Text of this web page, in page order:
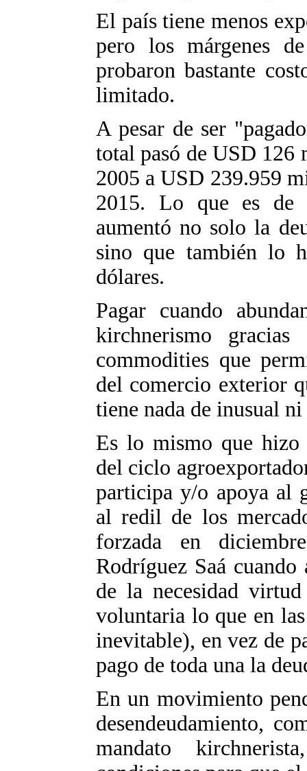
El país tiene menos
pero los márgenes
probaron bastante
limitado.
A pesar de ser
total pasó de USD 126
2005 a USD 239.959
2015. Lo que es de
aumentó no solo la
sino que también lo
dólares.
Pagar cuando
kirchnerismo
commodities que
del comercio exterior
tiene nada de inusual
Es lo mismo que hizo
del ciclo
participa y/o apoya al
al redil de los
forzada en
Rodríguez Saá
de la necesidad
voluntaria lo que en
inevitable), en vez de
pago de toda una la
En un movimiento
desendeudamiento,
mandato